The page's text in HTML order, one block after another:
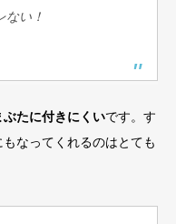
ない！
ぶたに付きにくいです。す
なってくれるのはとても